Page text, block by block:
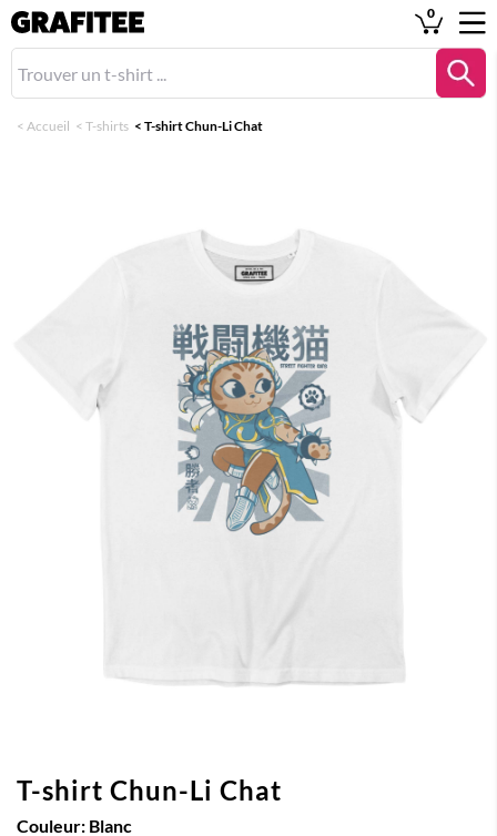
0
< Accueil < T-shirts < T-shirt Chun-Li Chat
T-shirt Chun-Li Chat
Couleur: Blanc